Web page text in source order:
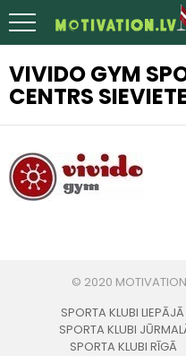
VIVIDO GYM
CENTRS
SPORTA KLUBI LIEPĀJĀ
SPORTA KLUBI
SPORTA KLUBI RĪGĀ